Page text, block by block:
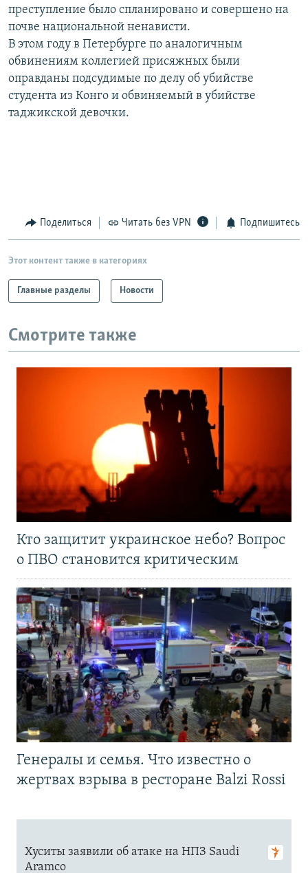
Все сайты РСЕ/РС
преступление было спланировано и совершено на
почве национальной ненависти.
В этом году в Петербурге по аналогичным
обвинениям коллегией присяжных были
оправданы подсудимые по делу об убийстве
студента из Конго и обвиняемый в убийстве
таджикской девочки.
Поделиться Читать без VPN Подпишитесь
Этот контент также в категориях
Главные разделы Новости
Смотрите также
Кто защитит украинское небо? Вопрос
о ПВО становится критическим
Генералы и семья. Что известно о
жертвах взрыва в ресторане Balzi Rossi